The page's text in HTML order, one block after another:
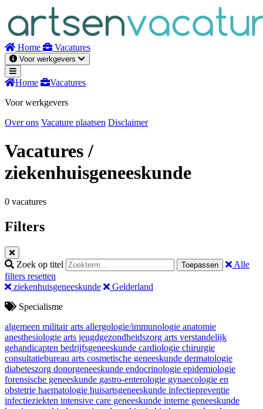
inhoud
Home Vacatures
Voor werkgevers
Home
Vacatures
Voor werkgevers
Over ons Vacature plaatsen Disclaimer
Vacatures/
ziekenhuisgeneeskunde
0 vacatures
Filters
Zoek op titel Toepassen
Alle
filters resetten
ziekenhuisgeneeskunde
Gelderland
Specialisme
algemeen militair arts allergologie/immunologie anatomie
anesthesiologie arts jeugdgezondheidszorg arts verstandelijk
gehandicapten bedrijfsgeneeskunde cardiologie chirurgie
consultatiebureau arts cosmetische geneeskunde dermatologie
diabeteszorg donorgeneeskunde endocrinologie epidemiologie
forensische geneeskunde gastro-enterologie gynaecologie en
obstetrie haematologie huisartsgeneeskunde infectiepreventie
infectieziekten intensive care geneeskunde interne geneeskunde